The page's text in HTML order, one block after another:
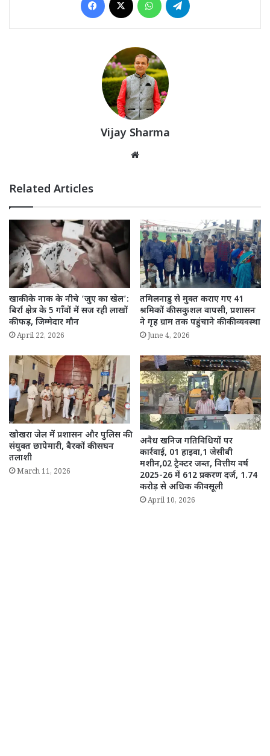
Vijay Sharma
Related Articles
खाकी के नाक के नीचे ‘जुए का खेल’:
बिर्रा क्षेत्र के 5 गाँवों में सज रही लाखों
की फड़, जिम्मेदार मौन
April 22, 2026
तमिलनाडु से मुक्त कराए गए 41
श्रमिकों की सकुशल वापसी, प्रशासन
ने गृह ग्राम तक पहुंचाने की की व्यवस्था
June 4, 2026
खोखरा जेल में प्रशासन और पुलिस की
संयुक्त छापेमारी, बैरकों की सघन
तलाशी
March 11, 2026
अवैध खनिज गतिविधियों पर
कार्रवाई, 01 हाइवा,1 जेसीबी
मशीन,02 ट्रैक्टर जब्त, वित्तीय वर्ष
2025-26 में 612 प्रकरण दर्ज, 1.74
करोड़ से अधिक की वसूली
April 10, 2026